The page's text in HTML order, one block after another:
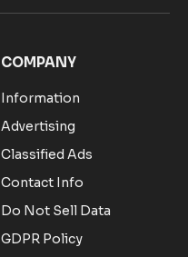
COMPANY
Information
Advertising
Classified Ads
Contact Info
Do Not Sell Data
GDPR Policy